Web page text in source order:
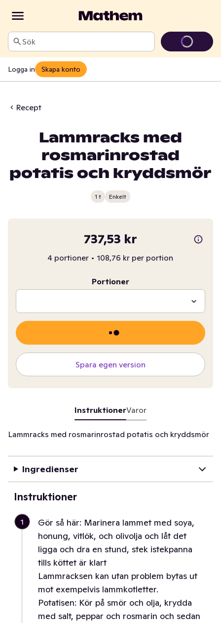
Sök
Logga in Skapa konto
Recept
Lammracks med
rosmarinrostad
potatis och kryddsmör
1 t Enkelt
737,53 kr
4 portioner • 108,76 kr per portion
Portioner
Spara egen version
InstruktionerVaror
Lammracks med rosmarinrostad potatis och kryddsmör
Ingredienser
Instruktioner
1
Gör så här: Marinera lammet med soya,
honung, vitlök, och olivolja och låt det
ligga och dra en stund, stek istekpanna
tills köttet är klart
Lammracksen kan utan problem bytas ut
mot exempelvis lammkotletter.
Potatisen: Kör på smör och olja, krydda
med salt, peppar och rosmarin och sedan